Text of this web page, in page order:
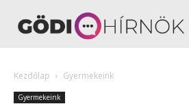
Kezdőlap Gyermekeink
Gyermekeink